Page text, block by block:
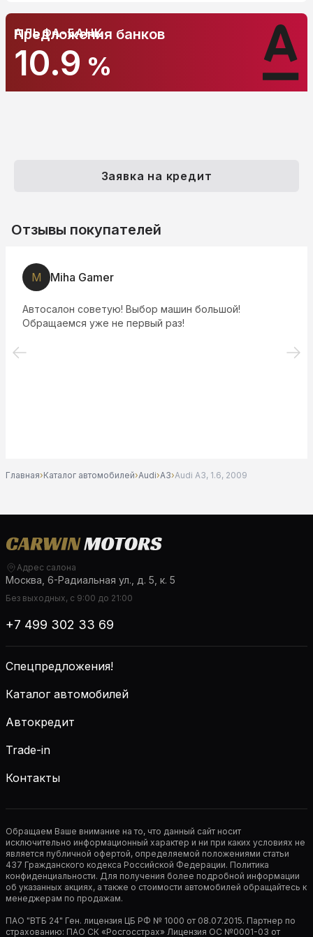
АЛЬФА-БАНК
10.9 %
Предложения банков
Заявка на кредит
Отзывы покупателей
M Miha Gamer
Автосалон советую! Выбор машин большой!
Обращаемся уже не первый раз!
Главная›Каталог автомобилей›Audi›A3›Audi A3, 1.6, 2009
Адрес салона
Москва, 6-Радиальная ул., д. 5, к. 5
Без выходных, с 9:00 до 21:00
+7 499 302 33 69
Спецпредложения!
Каталог автомобилей
Автокредит
Trade-in
Контакты
Обращаем Ваше внимание на то, что данный сайт носит
исключительно информационный характер и ни при каких условиях не
является публичной офертой, определяемой положениями статьи
437 Гражданского кодекса Российской Федерации. Политика
конфиденциальности. Для получения более подробной информации
об указанных акциях, а также о стоимости автомобилей обращайтесь к
менеджерам по продажам.
ПАО "ВТБ 24" Ген. лицензия ЦБ РФ № 1000 от 08.07.2015. Партнер по
страхованию: ПАО СК «Росгосстрах» Лицензия ОС №0001-03 от